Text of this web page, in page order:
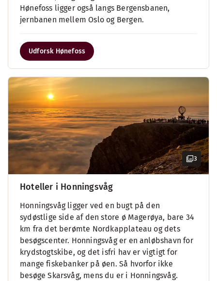
Hønefoss ligger også langs Bergensbanen,
jernbanen mellem Oslo og Bergen.
Udforsk Hønefoss
3
Hoteller i Honningsvåg
Honningsvåg ligger ved en bugt på den
sydøstlige side af den store ø Magerøya, bare 34
km fra det berømte Nordkapplateau og dets
besøgscenter. Honningsvåg er en anløbshavn for
krydstogtskibe, og det isfri hav er vigtigt for
mange fiskebanker på øen. Så hvorfor ikke
besøge Skarsvåg, mens du er i Honningsvåg.